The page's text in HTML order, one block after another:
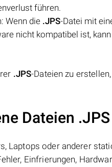
führen.
Wenn die .JPS-Datei mit
nicht kompatibel ist,
.JPS-Dateien zu
Dateien
Laptops oder anderer
Einfrierungen,